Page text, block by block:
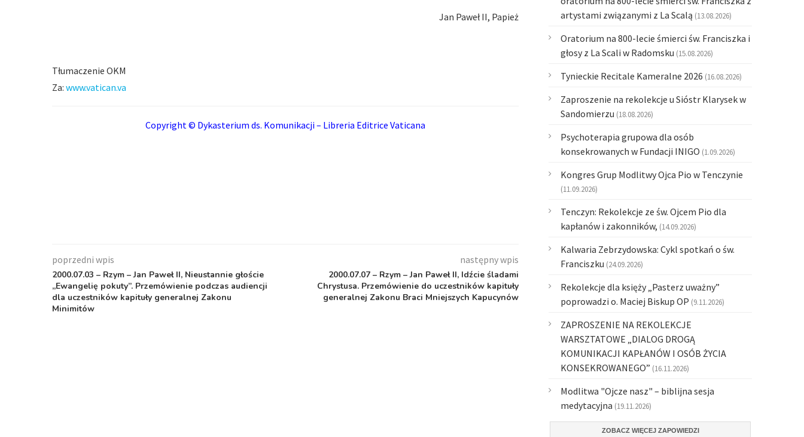
Jan Paweł II, Papież
Tłumaczenie OKM
Za: www.vatican.va
Copyright © Dykasterium ds. Komunikacji – Libreria Editrice Vaticana
poprzedni wpis
2000.07.03 – Rzym – Jan Paweł II, Nieustannie głoście
„Ewangelię pokuty”. Przemówienie podczas audiencji
dla uczestników kapituły generalnej Zakonu
Minimitów
następny wpis
2000.07.07 – Rzym – Jan Paweł II, Idźcie śladami
Chrystusa. Przemówienie do uczestników kapituły
generalnej Zakonu Braci Mniejszych Kapucynów
artystami związanymi z La Scalą (13.08.2026)
Oratorium na 800-lecie śmierci św. Franciszka i
głosy z La Scali w Radomsku (15.08.2026)
Tynieckie Recitale Kameralne 2026 (16.08.2026)
Zaproszenie na rekolekcje u Sióstr Klarysek w
Sandomierzu (18.08.2026)
Psychoterapia grupowa dla osób
konsekrowanych w Fundacji INIGO (1.09.2026)
Kongres Grup Modlitwy Ojca Pio w Tenczynie
(11.09.2026)
Tenczyn: Rekolekcje ze św. Ojcem Pio dla
kapłanów i zakonników, (14.09.2026)
Kalwaria Zebrzydowska: Cykl spotkań o św.
Franciszku (24.09.2026)
Rekolekcje dla księży „Pasterz uważny”
poprowadzi o. Maciej Biskup OP (9.11.2026)
ZAPROSZENIE NA REKOLEKCJE
WARSZTATOWE „DIALOG DROGĄ
KOMUNIKACJI KAPŁANÓW I OSÓB ŻYCIA
KONSEKROWANEGO” (16.11.2026)
Modlitwa "Ojcze nasz" – biblijna sesja
medytacyjna (19.11.2026)
ZOBACZ WIĘCEJ ZAPOWIEDZI